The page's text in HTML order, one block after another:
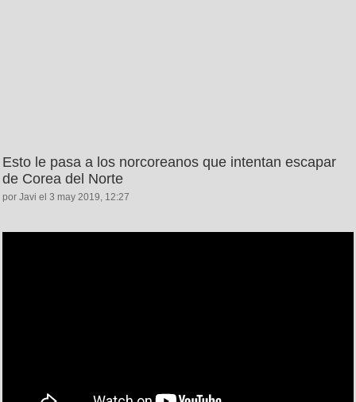
Esto le pasa a los norcoreanos que intentan escapar
de Corea del Norte
por Javi el 3 may 2019, 12:27